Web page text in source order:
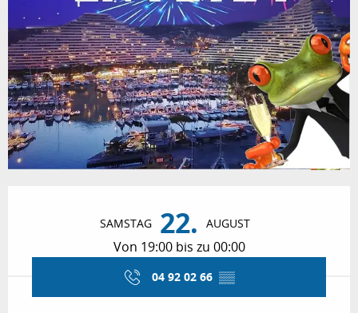
SAMSTAG 22. AUGUST
Von 19:00 bis zu 00:00
04 92 02 66 ▒▒